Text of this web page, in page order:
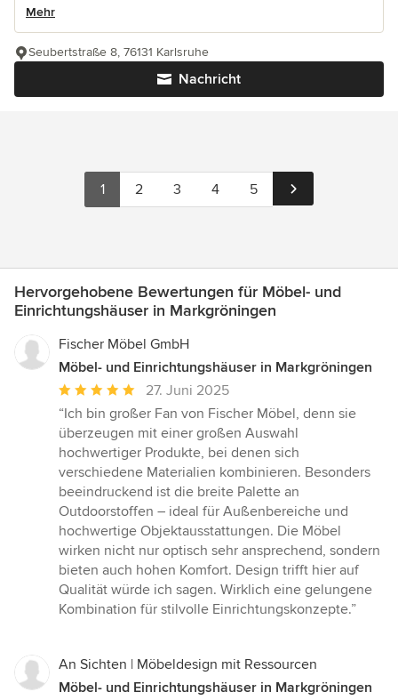
Mehr
Nachricht
Seubertstraße 8, 76131 Karlsruhe
1 2 3 4 5
Hervorgehobene Bewertungen für Möbel- und
Einrichtungshäuser in Markgröningen
Fischer Möbel GmbH
Möbel- und Einrichtungshäuser in Markgröningen
Durchschnittliche
Bewertung:
5
von
5
Sternen
27. Juni 2025
“Ich bin großer Fan von Fischer Möbel, denn sie
überzeugen mit einer großen Auswahl
hochwertiger Produkte, bei denen sich
verschiedene Materialien kombinieren. Besonders
beeindruckend ist die breite Palette an
Outdoorstoffen – ideal für Außenbereiche und
hochwertige Objektausstattungen. Die Möbel
wirken nicht nur optisch sehr ansprechend, sondern
bieten auch hohen Komfort. Design trifft hier auf
Qualität würde ich sagen. Wirklich eine gelungene
Kombination für stilvolle Einrichtungskonzepte.”
An Sichten | Möbeldesign mit Ressourcen
Möbel- und Einrichtungshäuser in Markgröningen